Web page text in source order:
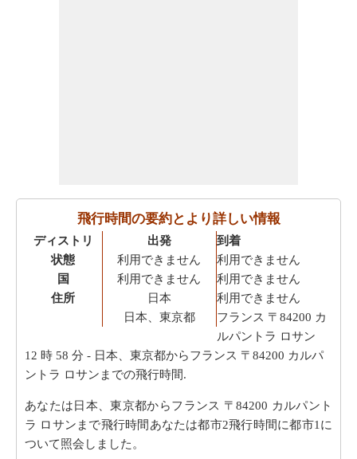
飛行時間の要約とより詳しい情報
ディストリ
状態
国
住所
出発
利用できません
利用できません
日本
日本、東京都
到着
利用できません
利用できません
利用できません
フランス 〒84200 カ
ルパントラ ロサン
12 時 58 分 - 日本、東京都からフランス 〒84200 カルパ
ントラ ロサンまでの飛行時間.
あなたは日本、東京都からフランス 〒84200 カルパント
ラ ロサンまで飛行時間あなたは都市2飛行時間に都市1に
ついて照会しました。